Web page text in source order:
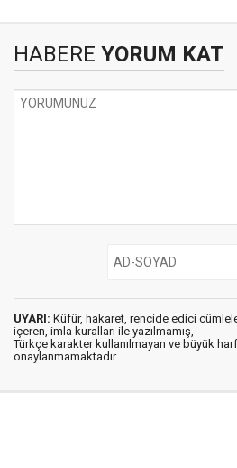
HABERE YORUM KAT
UYARI: Küfür, hakaret, rencide edici
içeren, imla kuralları ile yazılmamış,
Türkçe karakter kullanılmayan ve büyük
onaylanmamaktadır.